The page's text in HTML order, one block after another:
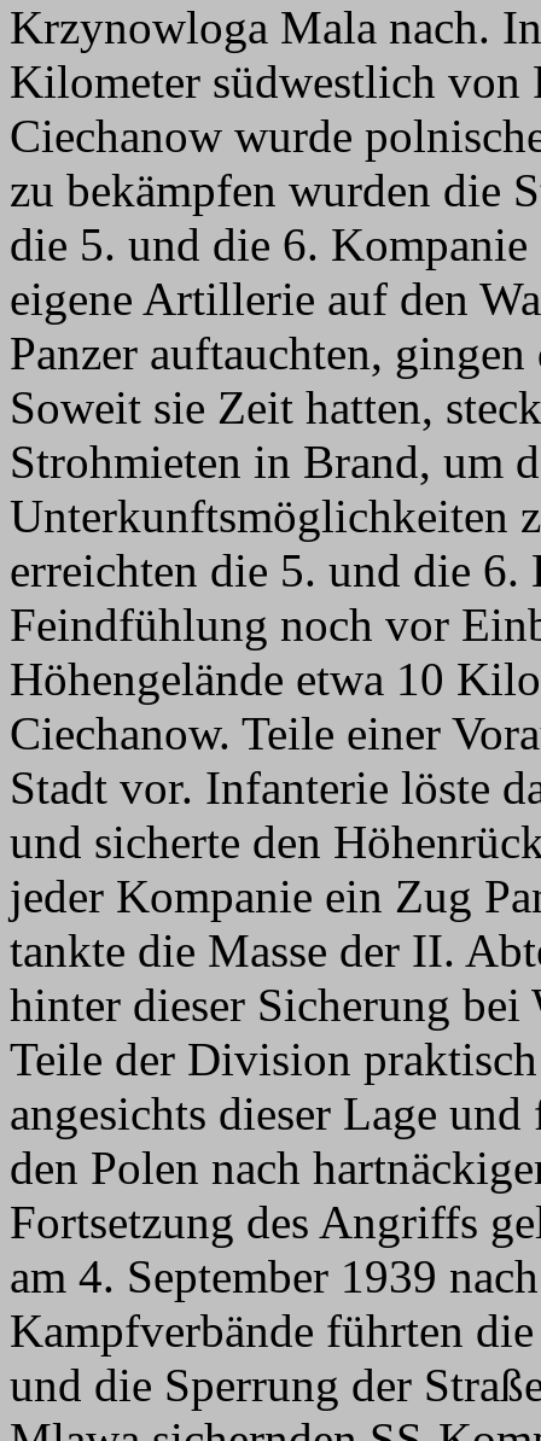
Krzynowloga Mala nach.
Kilometer südwestlich von
Ciechanow wurde
zu bekämpfen wurden die
die 5. und die 6. Kompanie
eigene Artillerie auf den
Panzer auftauchten,
Soweit sie Zeit hatten,
Strohmieten in Brand, um
Unterkunftsmöglichkeiten
erreichten die 5. und die
Feindfühlung noch vor
Höhengelände etwa 10
Ciechanow. Teile einer
Stadt vor. Infanterie löste
und sicherte den
jeder Kompanie ein Zug
tankte die Masse der II.
hinter dieser Sicherung
Teile der Division
angesichts dieser Lage
den Polen nach
Fortsetzung des Angriffs
am 4. September 1939
Kampfverbände führten
und die Sperrung der